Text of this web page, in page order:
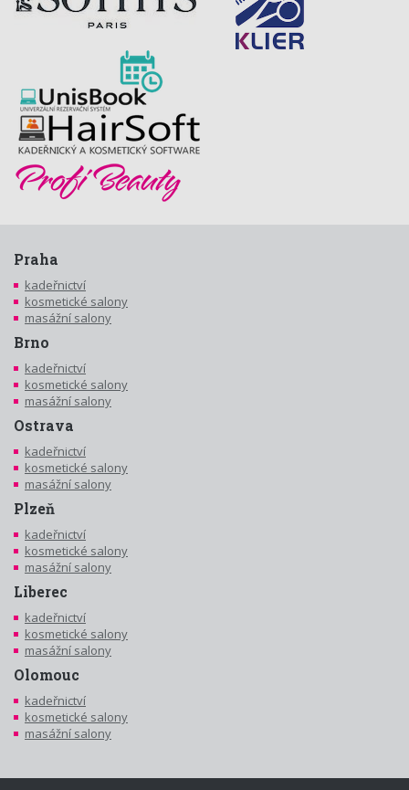
Praha
kadeřnictví
kosmetické salony
masážní salony
Brno
kadeřnictví
kosmetické salony
masážní salony
Ostrava
kadeřnictví
kosmetické salony
masážní salony
Plzeň
kadeřnictví
kosmetické salony
masážní salony
Liberec
kadeřnictví
kosmetické salony
masážní salony
Olomouc
kadeřnictví
kosmetické salony
masážní salony